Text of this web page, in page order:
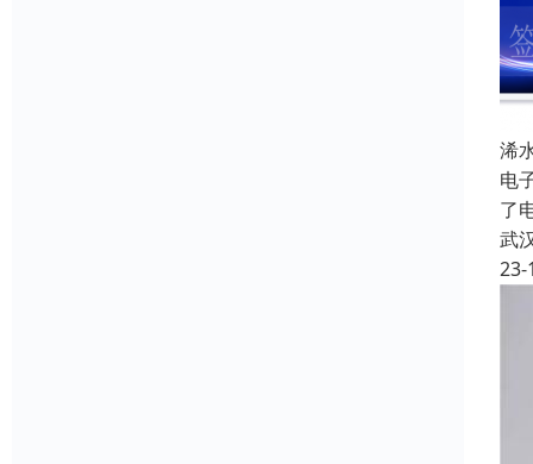
浠
电
了
武
23-